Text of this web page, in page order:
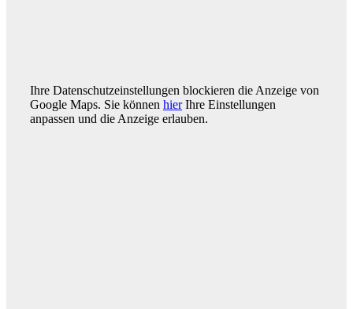
Ihre Datenschutzeinstellungen blockieren die Anzeige von
Google Maps. Sie können hierIhre Einstellungen
anpassen und die Anzeige erlauben.